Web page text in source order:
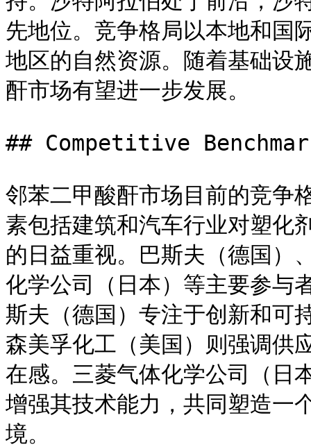
先地位。竞争格局以本地和国
地区的自然资源。随着基础设
酐市场有望进一步发展。
## Competitive
邻苯二甲酸酐市场目前的竞争
素包括建筑和汽车行业对塑化
的日益重视。巴斯夫（德国）
化学公司（日本）等主要参与
斯夫（德国）专注于创新和可
森美孚化工（美国）则强调供
在感。三菱气体化学公司（日
增强其技术能力，共同塑造一
境。